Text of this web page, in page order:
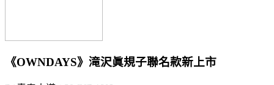
《OWNDAYS》滝沢眞規子聯名款新上市